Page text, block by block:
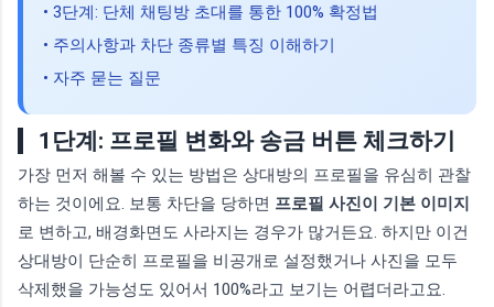
• 3단계: 단체 채팅방 초대를 통한 100% 확정법
• 주의사항과 차단 종류별 특징 이해하기
• 자주 묻는 질문
1단계: 프로필 변화와 송금 버튼 체크하기
가장 먼저 해볼 수 있는 방법은 상대방의 프로필을 유심히 관찰
하는 것이에요. 보통 차단을 당하면 프로필 사진이 기본 이미지
로 변하고, 배경화면도 사라지는 경우가 많거든요. 하지만 이건
상대방이 단순히 프로필을 비공개로 설정했거나 사진을 모두
삭제했을 가능성도 있어서 100%라고 보기는 어렵더라고요.